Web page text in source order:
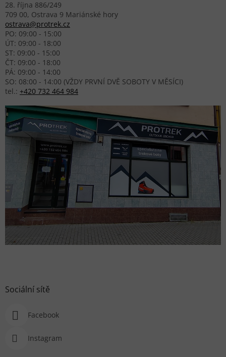
28. října 886/249
709 00, Ostrava 9 Mariánské hory
ostrava@protrek.cz
PO: 09:00 - 15:00
ÚT: 09:00 - 18:00
ST: 09:00 - 15:00
ČT: 09:00 - 18:00
PÁ: 09:00 - 14:00
SO: 08:00 - 14:00 (VŽDY PRVNÍ DVĚ SOBOTY V MĚSÍCI)
tel.: +420 732 464 984
Sociální sítě
Facebook
Instagram